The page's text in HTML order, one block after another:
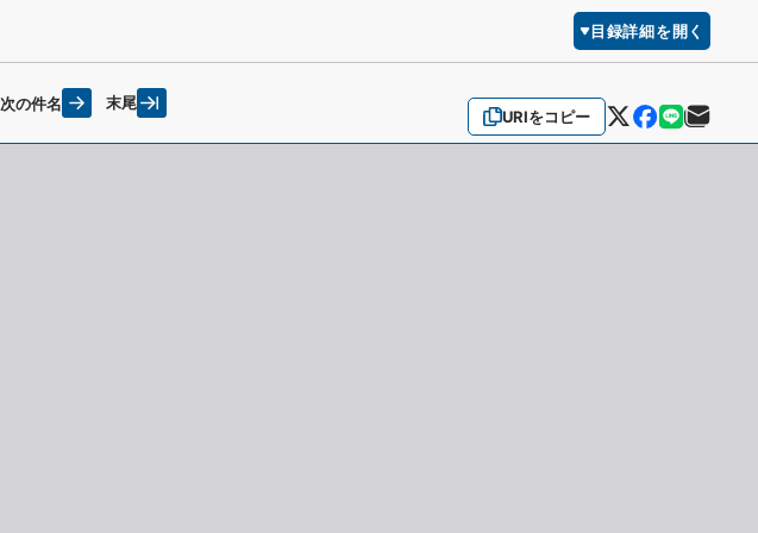
目録詳細を開く
URIをコピー
次の件名 末尾